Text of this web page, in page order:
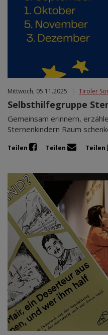
Mittwoch, 05.11.2025 | Tiroler
Selbsthilfegruppe
Gemeinsam erinnern,
Sternenkindern Raum
Teilen Teilen Teilen